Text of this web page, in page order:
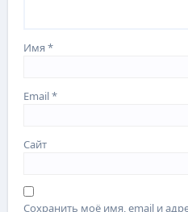
Имя*
Email*
Сайт
Сохранить моё имя, email и